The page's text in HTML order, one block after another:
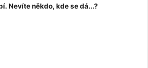
Nevíte někdo, kde se dá...?